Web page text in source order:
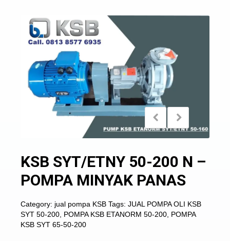
KSB SYT/ETNY 50-200 N –
POMPA MINYAK PANAS
Category: jual pompa KSB Tags: JUAL POMPA OLI KSB
SYT 50-200 POMPA KSB ETANORM 50-200 POMPA
KSB SYT 65-50-200